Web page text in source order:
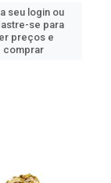
seu login ou
se para
preços e
comprar